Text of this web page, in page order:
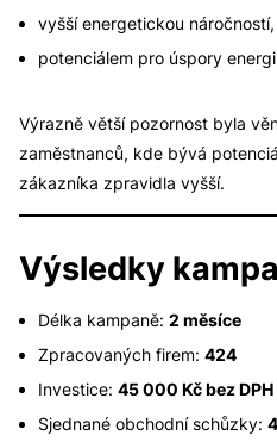
vyšší energetickou náročností,
potenciálem pro úspory
Výrazně větší pozornost byla
zaměstnanců, kde bývá
zákazníka zpravidla vyšší.
Výsledky
Délka kampaně: 2 měsíce
Zpracovaných firem: 424
Investice: 45 000 Kč bez DPH
Sjednané obchodní schůzky: